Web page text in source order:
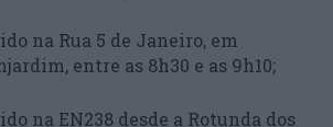
na Rua 5 de Janeiro, em
entre as 8h30 e as 9h10;
na EN238 desde a Rotunda dos